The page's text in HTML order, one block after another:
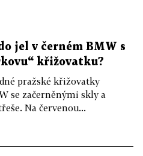
jel v černém BMW s
křižovatku?
pražské křižovatky
se začerněnými skly a
Na červenou...